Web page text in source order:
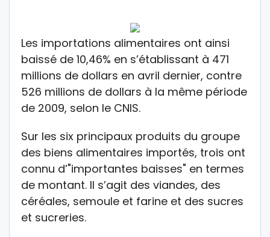
Les importations alimentaires ont ainsi
baissé de 10,46% en s’établissant à 471
millions de dollars en avril dernier, contre
526 millions de dollars à la même période
de 2009, selon le CNIS.
Sur les six principaux produits du groupe
des biens alimentaires importés, trois ont
connu d’"importantes baisses" en termes
de montant. Il s’agit des viandes, des
céréales, semoule et farine et des sucres
et sucreries.